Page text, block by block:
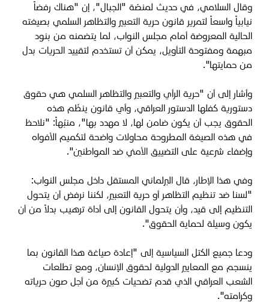
وقال السلامي، في حديث لمنصّة "الجبال"، إن "هناك رفضاً
نيابياً واسعاً لتمرير قانون حرية التعبير والتظاهر السلمي بصيغته
الحالية المعروضة أمام مجلس النواب، لما يتضمنه من بنود
مبهمة ومفتوحة التأويل، يمكن أن تستخدم لتقييد الحريات بدل
من حمايتها".
وأشار إلى أن "حرية الرأي والتعبير والتظاهر السلمي هي حقوق
دستورية كفلها الدستور العراقي، وأي قانون ينظّم هذه
الحقوق يجب أن يكون ضامن لها، لا مهدد بها"، منبّهاً: "نلاحظ
في هذه الصيغة المطروحة محاولات واضحة لتكميم الأفواه
وإضفاء شرعية على التضييق الأمني ضد المواطنين".
وفي هذا الإطار، قال البرلماني المستقل داخل مجلس النواب:
"لسنا ضد تنظيم التظاهر أو حرية التعبير، لكننا نرفض أن يتحول
التنظيم إلى قيد، وأن يتحول القانون إلى أداة ترهيب بدلاً من أن
يكون وسيلة لحماية الحقوق".
ودعا جميع الكتل السياسية إلى "إعادة صياغة هذا القانون بما
ينسجم مع المعايير الدولية لحقوق الإنسان، ومع تطلعات
الشعب العراقي الذي قدم تضحيات كبيرة من أجل صون حرياته
وكرامته".